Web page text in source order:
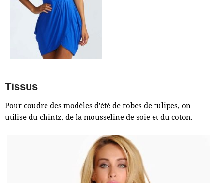
Tissus
Pour coudre des modèles d'été de robes de tulipes, on
utilise du chintz, de la mousseline de soie et du coton.